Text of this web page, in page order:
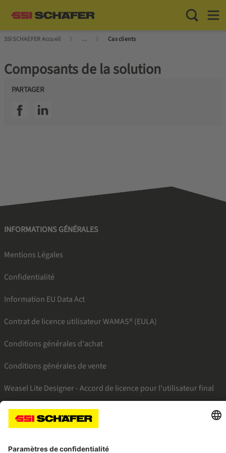
Toggle
SSI SCHAEFER Accueil ... Cas clients
Composants de la solution
PARTAGER
SSI facebookSSI linkedin
INFORMATIONS GÉNÉRALES
Mentions Légales
Confidentialité
Information EU Data Act
Contrat de licence utilisateur WAMAS® (EULA)
Conditions générales d'achat
Conditions générales de vente
Weasel Lite Designer - Accord de licence pour l'utilisateur final
SSI facebookSSI youtubeSSI linkedin